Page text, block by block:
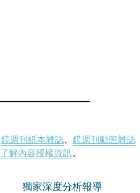
鏡週刊紙本雜誌、 鏡週刊動態雜誌
了解內容授權資訊。
獨家深度分析報導